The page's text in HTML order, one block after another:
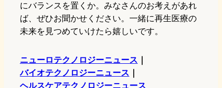
にバランスを置くか。みなさんのお考えがあれ
ば、ぜひお聞かせください。一緒に再生医療の
未来を見つめていけたら嬉しいです。
ニューロテクノロジーニュース
バイオテクノロジーニュース
ヘルスケアテクノロジーニュース